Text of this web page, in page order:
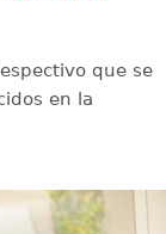
que se
en la